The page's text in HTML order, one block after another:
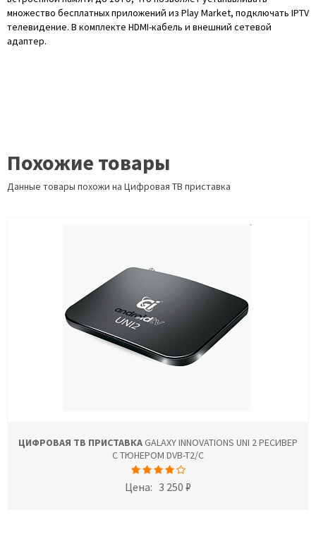
множество бесплатных приложений из Play Market, подключать IPTV
телевидение. В комплекте HDMI-кабель и внешний сетевой
адаптер.
Похожие товары
Данные товары похожи на Цифровая ТВ приставка
ЦИФРОВАЯ ТВ ПРИСТАВКАGALAXY INNOVATIONS UNI 2 РЕСИВЕР
С ТЮНЕРОМ DVB-T2/C
Цена: 3 250 ₽